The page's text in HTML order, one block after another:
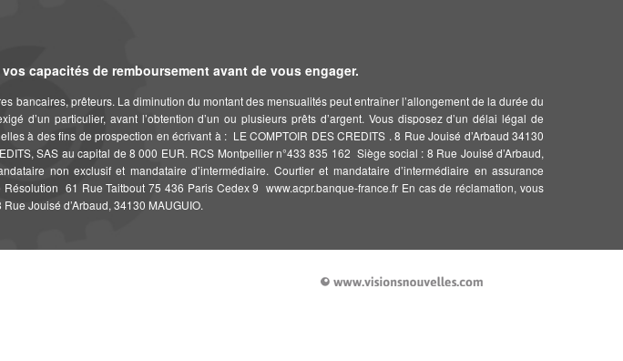
capacités de remboursement avant de vous engager.
bancaires, prêteurs. La diminution du montant des mensualités peut entraîner l’allongement de la durée du
d’un particulier, avant l’obtention d’un ou plusieurs prêts d’argent. Vous disposez d’un délai légal de
à des fins de prospection en écrivant à : LE COMPTOIR DES CREDITS . 8 Rue Jouisé d’Arbaud 34130
SAS au capital de 8 000 EUR. RCS Montpellier n°433 835 162  Siège social : 8 Rue Jouisé d’Arbaud,
non exclusif et mandataire d’intermédiaire. Courtier et mandataire d’intermédiaire en assurance
 61 Rue Taitbout 75 436 Paris Cedex 9  www.acpr.banque-france.fr En cas de réclamation, vous
Jouisé d’Arbaud, 34130 MAUGUIO.